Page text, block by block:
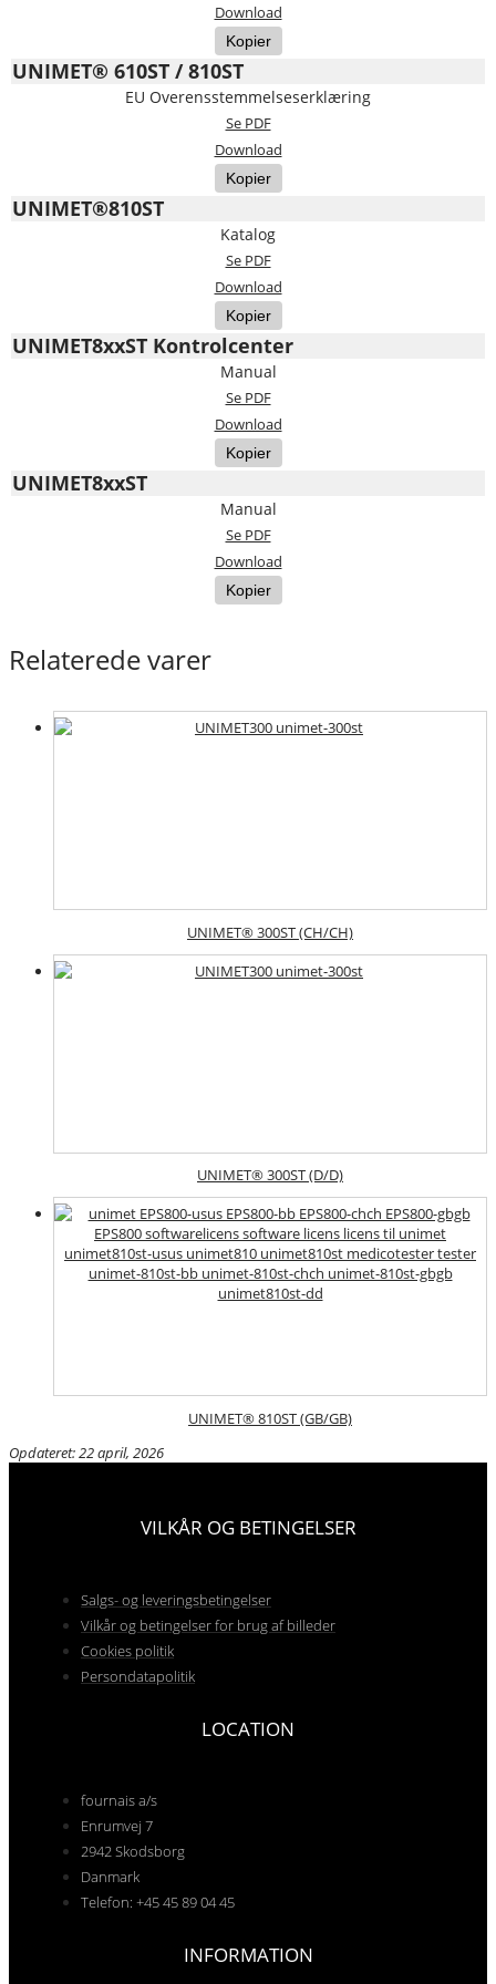
Download
Kopier
UNIMET® 610ST / 810ST
EU Overensstemmelseserklæring
Se PDF
Download
Kopier
UNIMET®810ST
Katalog
Se PDF
Download
Kopier
UNIMET8xxST Kontrolcenter
Manual
Se PDF
Download
Kopier
UNIMET8xxST
Manual
Se PDF
Download
Kopier
Relaterede varer
UNIMET® 300ST (CH/CH)
UNIMET® 300ST (D/D)
UNIMET® 810ST (GB/GB)
Opdateret: 22 april, 2026
VILKÅR OG BETINGELSER
Salgs- og leveringsbetingelser
Vilkår og betingelser for brug af billeder
Cookies politik
Persondatapolitik
LOCATION
fournais a/s
Enrumvej 7
2942 Skodsborg
Danmark
Telefon: +45 45 89 04 45
INFORMATION